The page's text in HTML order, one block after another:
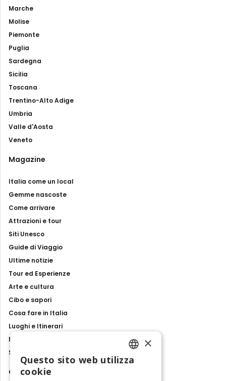
Marche
Molise
Piemonte
Puglia
Sardegna
Sicilia
Toscana
Trentino-Alto Adige
Umbria
Valle d'Aosta
Veneto
Magazine
Italia come un local
Gemme nascoste
Come arrivare
Attrazioni e tour
Siti Unesco
Guide di Viaggio
Ultime notizie
Tour ed Esperienze
Arte e cultura
Cibo e sapori
Cosa fare in Italia
Luoghi e Itinerari
Mostre, eventi e spettacoli
Storie e tradizioni
Contatti
ENGLISH
×
Questo sito web utilizza
cookie